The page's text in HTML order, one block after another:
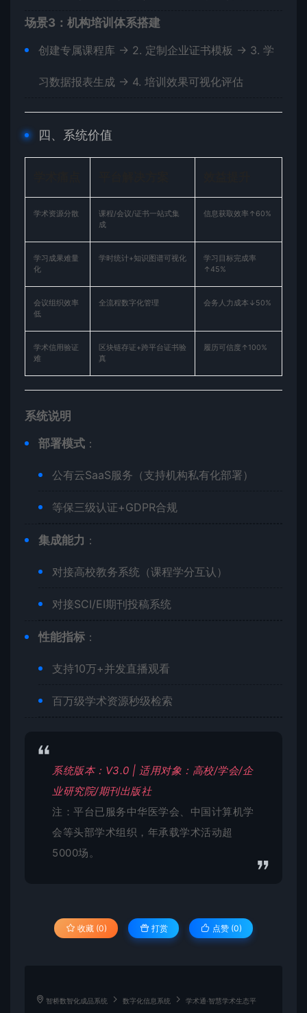
​场景3：机构培训体系搭建​
创建专属课程库 → 2. 定制企业证书模板 → 3. 学
习数据报表生成 → 4. 培训效果可视化评估
四、系统价值
学术资源分散
课程/会议/证书一站式集
成
信息获取效率↑60%
学习成果难量
化
学时统计+知识图谱可视化
学习目标完成率
↑45%
会议组织效率
低
全流程数字化管理 会务人力成本↓50%
学术信用验证
难
区块链存证+跨平台证书验
真
履历可信度↑100%
​系统说明​
​部署模式​ ​：
公有云SaaS服务（支持机构私有化部署）
等保三级认证+GDPR合规
​集成能力​ ​：
对接高校教务系统（课程学分互认）
对接SCI/EI期刊投稿系统
​性能指标​ ​：
支持10万+并发直播观看
百万级学术资源秒级检索
系统版本：V3.0 | 适用对象：高校/学会/企
业研究院/期刊出版社
注：平台已服务中华医学会、中国计算机学
会等头部学术组织，年承载学术活动超
5000场。
收藏 (0) 打赏 点赞 (0)
智桥数智化成品系统 数字化信息系统 ​​学术通·智慧学术生态平